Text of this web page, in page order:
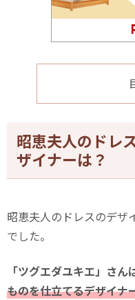
昭恵夫人のドレ
ザイナーは？
昭恵夫人のドレスのデザ
でした。
「ツグエダユキエ」さん
ものを仕立てるデザイナ